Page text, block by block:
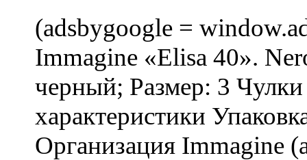
(adsbygoogle =
Immagine «Elisa 40».
черный; Размер: 3
характеристики
Организация Immagine